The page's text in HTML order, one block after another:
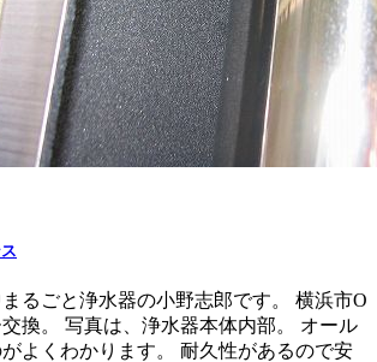
るごと浄水器の小野志郎です。 横浜市O
換。 写真は、浄水器本体内部。 オール
よくわかります。 耐久性があるので安